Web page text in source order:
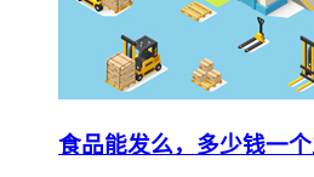
食品能发么，多少钱一